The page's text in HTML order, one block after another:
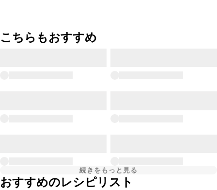
こちらもおすすめ
続きをもっと見る
おすすめのレシピリスト